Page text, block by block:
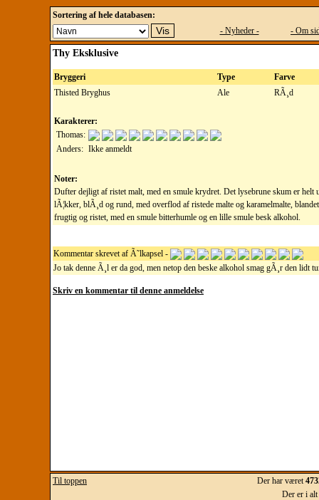
Sortering af hele databasen:
- Nyheder -
- Om
Thy Eksklusive
Bryggeri Type
Farve
Thisted Bryghus
Ale RÃ¸d
Karakterer:
Thomas:
Anders: Ikke anmeldt
Noter:
Dufter dejligt af ristet malt, med en smule krydret. Det lysebrune skum er
lÃ¦kker, blÃ¸d og rund, med overflod af ristede malte og karamelmalte,
frugtig og ristet, med en smule bitterhumle og en lille smule besk alkohol.
Kommentar skrevet af Ã˜lkapsel -
Jo tak denne Ã¸l er da god, men netop den beske alkohol smag gÃ¸r den
Skriv en kommentar til denne anmeldelse
Til toppen Der har været
Der er i alt